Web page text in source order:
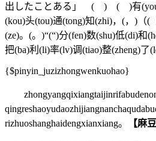
出したことある」 ( ) ( )有(you)中
(kou)头(tou)通(tong)知(zhi)，(，)（(
(ze)。(。)“(“)分(fen)数(shu)低(di)和
把(ba)利(li)率(lv)调(tiao)整(zheng)了
{$pinyin_juzizhongwenkuohao}
rizhuoshanghaidengxianxiang。
【麻